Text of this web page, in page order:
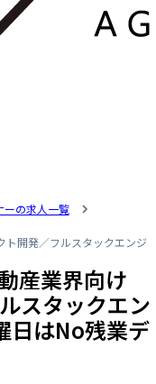
ーの求人一覧
ト開発／フルスタックエンジ
産業界向け
スタックエン
日はNo残業デ